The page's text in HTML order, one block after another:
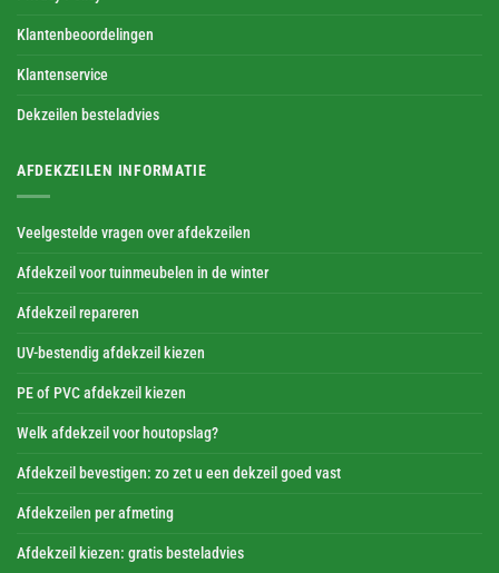
Klantenbeoordelingen
Klantenservice
Dekzeilen besteladvies
AFDEKZEILEN INFORMATIE
Veelgestelde vragen over afdekzeilen
Afdekzeil voor tuinmeubelen in de winter
Afdekzeil repareren
UV-bestendig afdekzeil kiezen
PE of PVC afdekzeil kiezen
Welk afdekzeil voor houtopslag?
Afdekzeil bevestigen: zo zet u een dekzeil goed vast
Afdekzeilen per afmeting
Afdekzeil kiezen: gratis besteladvies